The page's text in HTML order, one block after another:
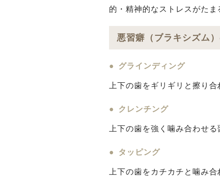
的・精神的なストレスがた
悪習癖（ブラキシズム
グラインディング
上下の⻭をギリギリと擦り
クレンチング
上下の⻭を強く噛み合わせ
タッピング
上下の⻭をカチカチと噛み